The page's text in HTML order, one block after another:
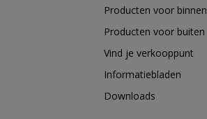
Producten voor binnen
Producten voor buiten
Vind je verkooppunt
Informatiebladen
Downloads